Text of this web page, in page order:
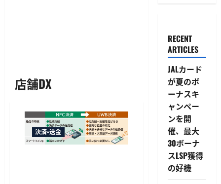
店舗DX
決済・送金
RECENT
ARTICLES
JALカード
が夏のボ
ーナスキ
ャンペー
ンを開
催、最大
30ボーナ
スLSP獲得
の好機